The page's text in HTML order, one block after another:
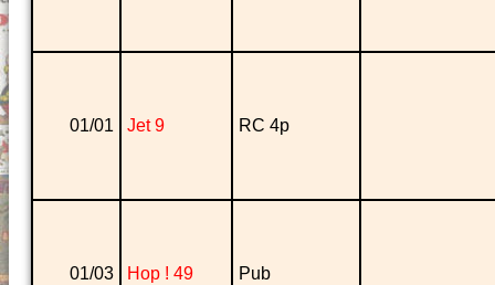
01/01 Jet 9 RC 4p
01/03 Hop ! 49 Pub